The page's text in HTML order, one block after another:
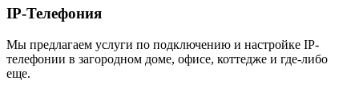
IP-Телефония
Мы предлагаем услуги по подключению и настройке IP-
телефонии в загородном доме, офисе, коттедже и где-либо
еще.